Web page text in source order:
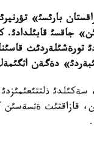
بارئسئ»
» جاقسئ قابئلدادئ.
تورةشئلةردئث
» دةگةن
قازاقتئث